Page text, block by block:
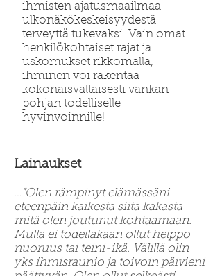
ihmisten ajatusmaailmaa
ulkonäkökeskeisyydestä
terveyttä tukevaksi. Vain omat
henkilökohtaiset rajat ja
uskomukset rikkomalla,
ihminen voi rakentaa
kokonaisvaltaisesti vankan
pohjan todelliselle
hyvinvoinnille!
Lainaukset
…”Olen rämpinyt elämässäni
eteenpäin kaikesta siitä kakasta
mitä olen joutunut kohtaamaan.
Mulla ei todellakaan ollut helppo
nuoruus tai teini-ikä. Välillä olin
yks ihmisraunio ja toivoin päivieni